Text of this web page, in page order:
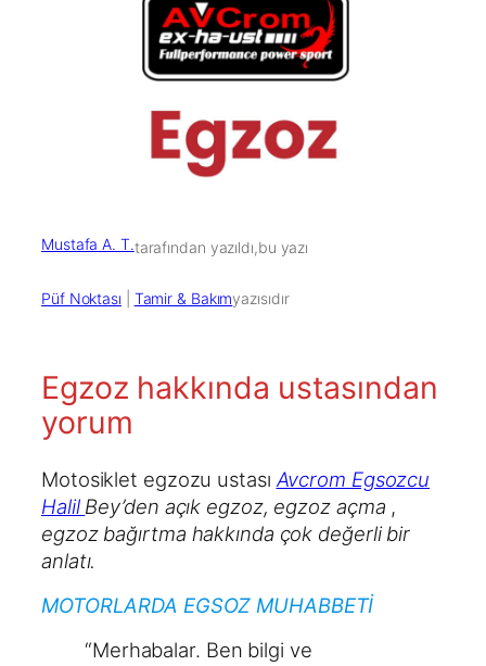
Mustafa A. T.tarafından yazıldı,bu yazı
Püf Noktası Tamir & Bakımyazısıdır
Egzoz hakkında ustasından
yorum
Motosiklet egzozu ustası Avcrom Egsozcu
Halil Bey’den açık egzoz, egzoz açma ,
egzoz bağırtma hakkında çok değerli bir
anlatı.
MOTORLARDA EGSOZ MUHABBETİ
“Merhabalar. Ben bilgi ve